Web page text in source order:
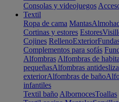
Consolas y videojuegos
Textil
Ropa de cama Mantas
Cortinas y estores Estores
Cojines RellenoExterior
Complementos para sofás
Alfombras Alfombras de
pequeñasAlfombras
exteriorAlfombras de baño
infantiles
Textil baño AlbornocesToallas